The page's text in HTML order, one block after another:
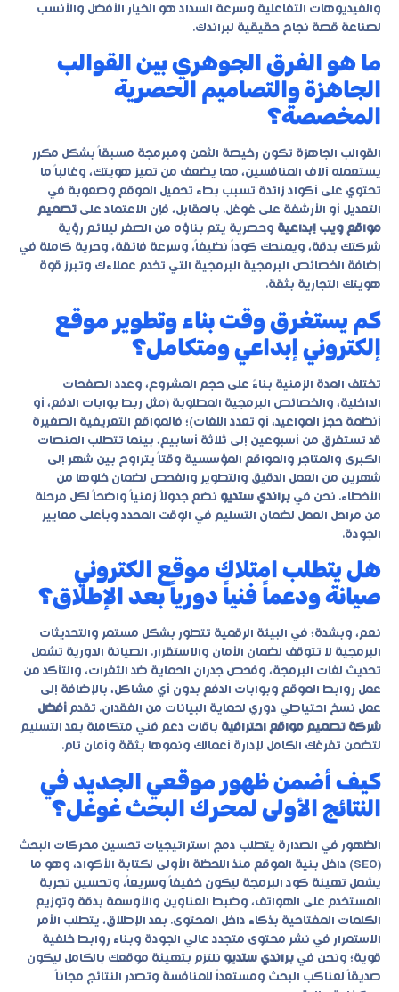
والفيديوهات التفاعلية وسرعة السداد هو الخيار الأفضل والأنسب
لصناعة قصة نجاح حقيقية لبراندك.
ما هو الفرق الجوهري بين القوالب
الجاهزة والتصاميم الحصرية
المخصصة؟
القوالب الجاهزة تكون رخيصة الثمن ومبرمجة مسبقاً بشكل مكرر
يستعمله آلاف المنافسين، مما يضعف من تميز هويتك، وغالباً ما
تحتوي على أكواد زائدة تسبب بطء تحميل الموقع وصعوبة في
التعديل أو الأرشفة على غوغل. بالمقابل، فإن الاعتماد على تصميم
مواقع ويب إبداعية وحصرية يتم بناؤه من الصفر ليلائم رؤية
شركتك بدقة، ويمنحك كوداً نظيفاً، وسرعة فائقة، وحرية كاملة في
إضافة الخصائص البرمجية البرمجية التي تخدم عملاءك وتبرز قوة
هويتك التجارية بثقة.
كم يستغرق وقت بناء وتطوير موقع
إلكتروني إبداعي ومتكامل؟
تختلف المدة الزمنية بناءً على حجم المشروع، وعدد الصفحات
الداخلية، والخصائص البرمجية المطلوبة (مثل ربط بوابات الدفع، أو
أنظمة حجز المواعيد، أو تعدد اللغات)؛ فالمواقع التعريفية الصغيرة
قد تستغرق من أسبوعين إلى ثلاثة أسابيع، بينما تتطلب المنصات
الكبرى والمتاجر والمواقع المؤسسية وقتاً يتراوح بين شهر إلى
شهرين من العمل الدقيق والتطوير والفحص لضمان خلوها من
الأخطاء. نحن في براندي ستديو نضع جدولاً زمنياً واضحاً لكل مرحلة
من مراحل العمل لضمان التسليم في الوقت المحدد وبأعلى معايير
الجودة.
هل يتطلب امتلاك موقع الكتروني
صيانة ودعماً فنياً دورياً بعد الإطلاق؟
نعم، وبشدة؛ في البيئة الرقمية تتطور بشكل مستمر والتحديثات
البرمجية لا تتوقف لضمان الأمان والاستقرار. الصيانة الدورية تشمل
تحديث لغات البرمجة، وفحص جدران الحماية ضد الثغرات، والتأكد من
عمل روابط الموقع وبوابات الدفع بدون أي مشاكل، بالإضافة إلى
عمل نسخ احتياطي دوري لحماية البيانات من الفقدان. تقدم أفضل
شركة تصميم مواقع احترافية باقات دعم فني متكاملة بعد التسليم
لتضمن تفرغك الكامل لإدارة أعمالك ونموها بثقة وأمان تام.
كيف أضمن ظهور موقعي الجديد في
النتائج الأولى لمحرك البحث غوغل؟
الظهور في الصدارة يتطلب دمج استراتيجيات تحسين محركات البحث
(SEO) داخل بنية الموقع منذ اللحظة الأولى لكتابة الأكواد، وهو ما
يشمل تهيئة كود البرمجة ليكون خفيفاً وسريعاً، وتحسين تجربة
المستخدم على الهواتف، وضبط العناوين والأوسمة بدقة وتوزيع
الكلمات المفتاحية بذكاء داخل المحتوى. بعد الإطلاق، يتطلب الأمر
الاستمرار في نشر محتوى متجدد عالي الجودة وبناء روابط خلفية
قوية؛ ونحن في براندي ستديو نلتزم بتهيئة موقعك بالكامل ليكون
صديقاً لعناكب البحث ومستعداً للمنافسة وتصدر النتائج مجاناً